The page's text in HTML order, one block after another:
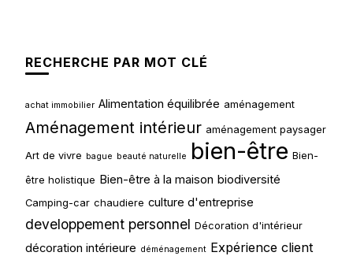
RECHERCHE PAR MOT CLÉ
achat immobilier Alimentation équilibrée aménagement
Aménagement intérieur aménagement paysager
Art de vivre bague beauté naturelle bien-être Bien-
être holistique Bien-être à la maison biodiversité
Camping-car chaudiere culture d'entreprise
developpement personnel Décoration d'intérieur
décoration intérieure déménagement Expérience client